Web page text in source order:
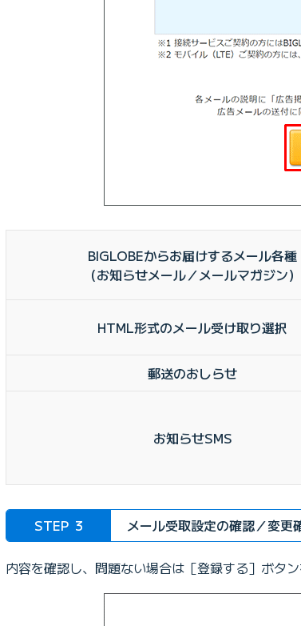
BIGLOBEからお届けするメール各種
（お知らせメール／メールマガジン）
HTML形式のメール受け取り選択
郵送のおしらせ
お知らせSMS
STEP 3 メール受取設定の確認／変更
内容を確認し、問題ない場合は［登録する］ボタン